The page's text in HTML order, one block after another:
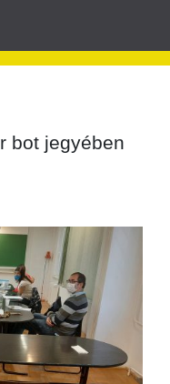
bot jegyében